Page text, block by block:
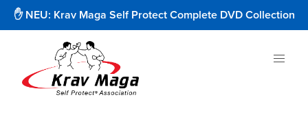
✋ NEU: Krav Maga Self Protect Complete DVD Collection